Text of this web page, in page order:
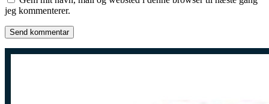
jeg kommenterer.